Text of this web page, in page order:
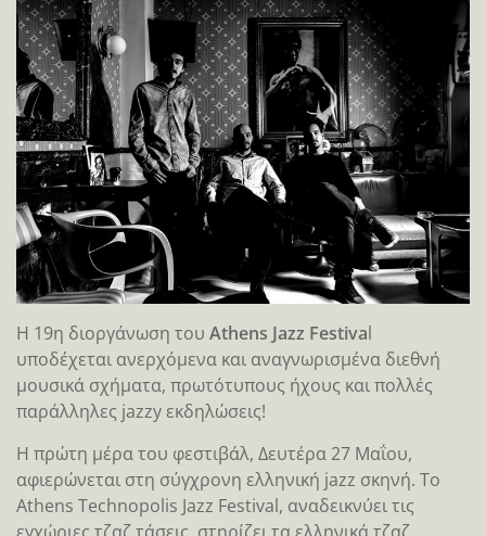
H 19η διοργάνωση του Athens Jazz Festival
υποδέχεται ανερχόμενα και αναγνωρισμένα διεθνή
μουσικά σχήματα, πρωτότυπους ήχους και πολλές
παράλληλες jazzy εκδηλώσεις!
Η πρώτη μέρα του φεστιβάλ, Δευτέρα 27 Μαΐου,
αφιερώνεται στη σύγχρονη ελληνική jazz σκηνή. Το
Athens Technopolis Jazz Festival, αναδεικνύει τις
εγχώριες τζαζ τάσεις, στηρίζει τα ελληνικά τζαζ